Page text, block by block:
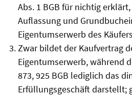
Abs. 1 BGB für nichtig
Auflassung und
Eigentumserwerb des
Zwar bildet der Kaufvertrag
Eigentumserwerb, während
873, 925 BGB lediglich das
Erfüllungsgeschäft darstellt;